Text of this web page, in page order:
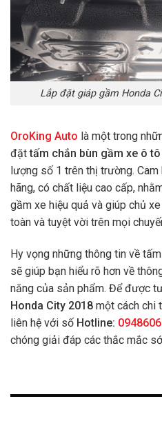
Lắp đặt giáp gầm Honda
OroKing Auto là một trong
đặttấm chắn bùn gầm xe ô tô
lượng số 1 trên thị trường.
hãng, có chất liệu cao cấp,
gầm xe hiệu quả và giúp chủ
toàn và tuyệt vời trên mọi
Hy vọng những thông tin về
sẽ giúp bạn hiểu rõ hơn về
năng của sản phẩm. Để được
Honda City 2018 một cách chi
liên hệ với số Hotline:
chóng giải đáp các thắc mắc